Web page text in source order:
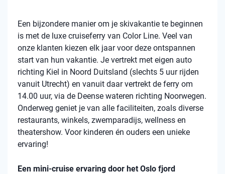
Een bijzondere manier om je skivakantie te beginnen
is met de luxe cruiseferry van Color Line. Veel van
onze klanten kiezen elk jaar voor deze ontspannen
start van hun vakantie. Je vertrekt met eigen auto
richting Kiel in Noord Duitsland (slechts 5 uur rijden
vanuit Utrecht) en vanuit daar vertrekt de ferry om
14.00 uur, via de Deense wateren richting Noorwegen.
Onderweg geniet je van alle faciliteiten, zoals diverse
restaurants, winkels, zwemparadijs, wellness en
theatershow. Voor kinderen én ouders een unieke
ervaring!
Een mini-cruise ervaring door het Oslo fjord